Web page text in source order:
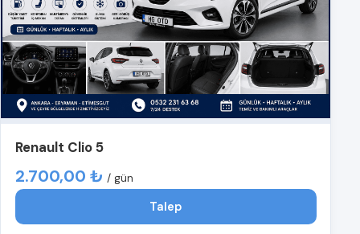
Renault Clio 5
2.700,00 ₺ / gün
Talep